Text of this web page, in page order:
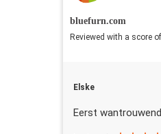
bluefurn.com
Reviewed with a score of
Elske
Eerst